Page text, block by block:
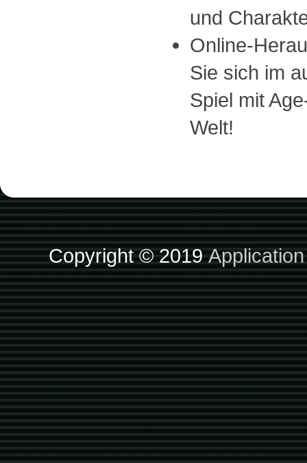
und
Online-
Sie sich im
Spiel mit
Welt!
Copyright © 2019